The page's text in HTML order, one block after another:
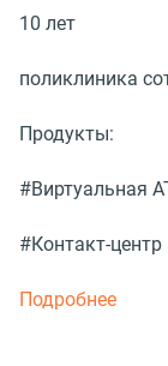
10 лет
поликлиника
Продукты:
#Виртуальная
#Контакт-центр
Подробнее